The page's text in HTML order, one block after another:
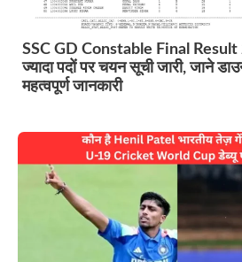
SSC GD Constable Final Result
ज्यादा पदों पर चयन सूची जारी, जाने
महत्वपूर्ण जानकारी